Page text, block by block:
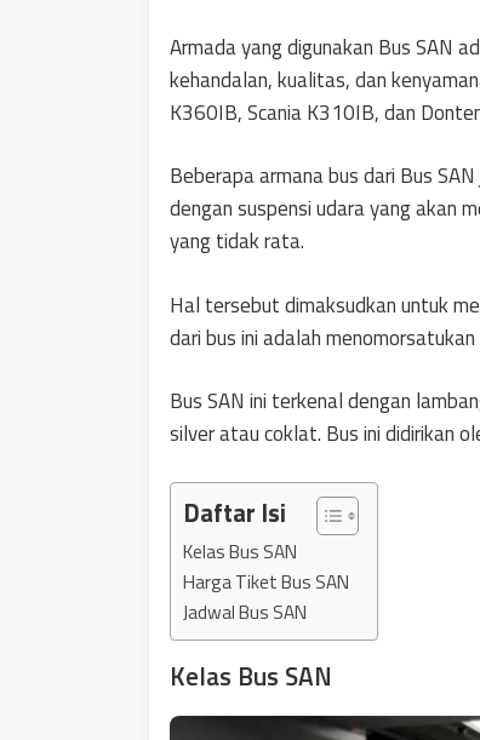
Armada yang digunakan Bus SAN
kehandalan, kualitas, dan
K360IB, Scania K310IB, dan
Beberapa armana bus dari Bus
dengan suspensi udara yang akan
yang tidak rata.
Hal tersebut dimaksudkan untuk
dari bus ini adalah
Bus SAN ini terkenal dengan
silver atau coklat. Bus ini didirikan
Daftar Isi
Kelas Bus SAN
Harga Tiket Bus SAN
Jadwal Bus SAN
Kelas Bus SAN